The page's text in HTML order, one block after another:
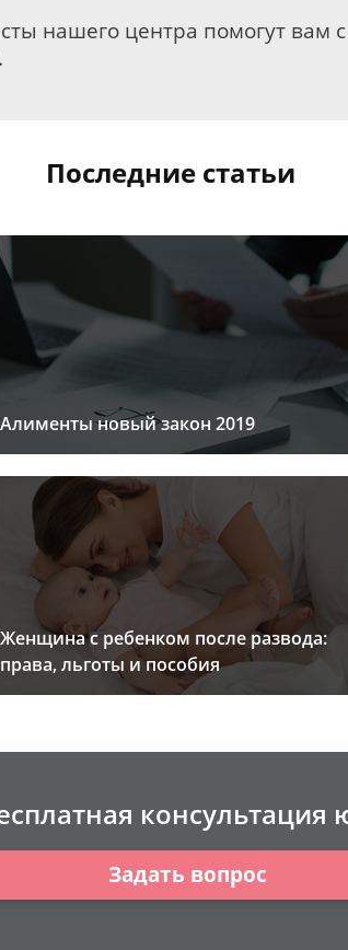
нашего центра помогут вам с
Последние статьи
Алименты новый закон 2019
Женщина с ребенком после развода:
права, льготы и пособия
консультация
Задать вопрос